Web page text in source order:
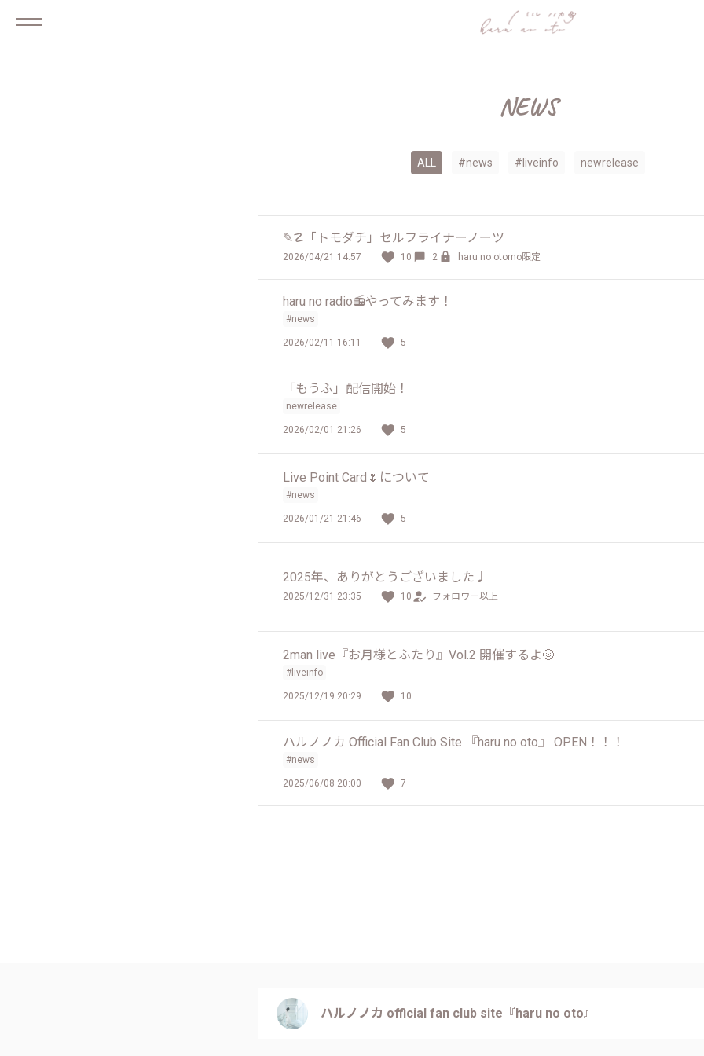
NEWS
ALL #news #liveinfo newrelease
✎☡「トモダチ」セルフライナーノーツ
2026/04/21 14:57 10 2 haru no otomo限定
haru no radio📻やってみます！
#news
2026/02/11 16:11 5
「もうふ」配信開始！
newrelease
2026/02/01 21:26 5
Live Point Card🌷について
#news
2026/01/21 21:46 5
2025年、ありがとうございました♩
2025/12/31 23:35 10 フォロワー以上
2man live『お月様とふたり』Vol.2 開催するよ🌝
#liveinfo
2025/12/19 20:29 10
ハルノノカ Official Fan Club Site 『haru no oto』 OPEN！！！
#news
2025/06/08 20:00 7
ハルノノカ official fan club site『haru no oto』